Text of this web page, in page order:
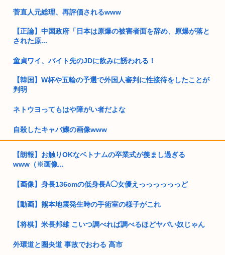
菅直人元総理、再評価されるwww
【正論】中国政府「日本は原爆の被害者面を辞め、原爆が落と
された原...
童貞ワイ、バイト先のJDに飲みに誘われる！
【韓国】W杯や五輪の予選で外国人審判に性接待をしたことが
判明
ネトウヨってもはや障がい者だよな
自殺したキャバ嬢の画像www
も介入は...
「ふ~ん...
日本、高市コイン救済でアメリカにアルゼンチンと同列扱いさ
【朗報】お触りOKなベトナムの卒業式が羨まし過ぎる
www（※画像...
【画像】身長136cmの低身長Å◯女優えっっっっっっど
【動画】熊本地震発生時の手術室の様子がこれ
【将棋】米長邦雄 こいつ調べれば調べるほどヤバい奴じゃん
外環道と圏央道 事故でおわる 高市